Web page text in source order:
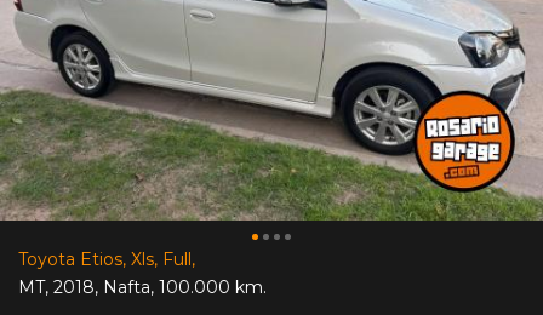
Toyota Etios, Xls, Full,
MT, 2018, Nafta, 100.000 km.